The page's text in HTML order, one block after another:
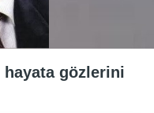
hayata gözlerini